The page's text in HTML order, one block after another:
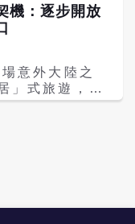
機：逐步開放
」式旅遊，同
央台辦10項涉
赴台自由行試
日從